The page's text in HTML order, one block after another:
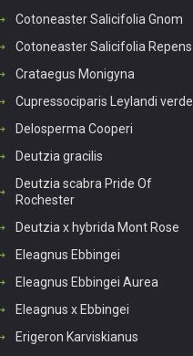
Cotoneaster Salicifolia Gnom
Cotoneaster Salicifolia Repens
Crataegus Monigyna
Cupressociparis Leylandi verde
Delosperma Cooperi
Deutzia gracilis
Deutzia scabra Pride Of
Rochester
Deutzia x hybrida Mont Rose
Eleagnus Ebbingei
Eleagnus Ebbingei Aurea
Eleagnus x Ebbingei
Erigeron Karviskianus